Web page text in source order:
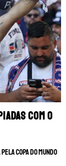
com o
Copa do Mundo